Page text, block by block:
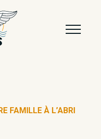
FAMILLE À L’ABRI